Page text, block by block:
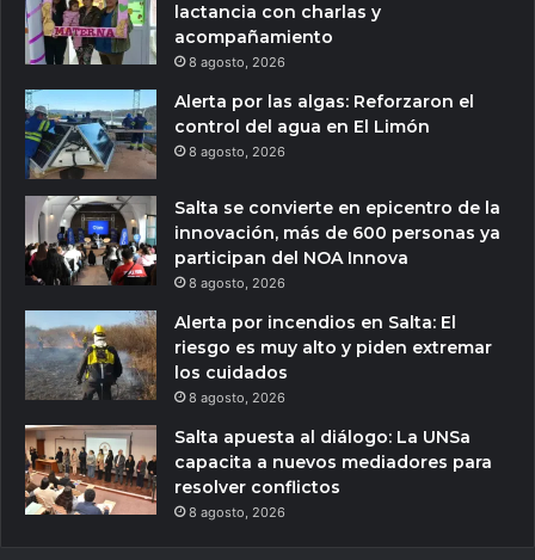
lactancia con charlas y
acompañamiento
8 agosto, 2026
Alerta por las algas: Reforzaron el
control del agua en El Limón
8 agosto, 2026
Salta se convierte en epicentro de la
innovación, más de 600 personas ya
participan del NOA Innova
8 agosto, 2026
Alerta por incendios en Salta: El
riesgo es muy alto y piden extremar
los cuidados
8 agosto, 2026
Salta apuesta al diálogo: La UNSa
capacita a nuevos mediadores para
resolver conflictos
8 agosto, 2026